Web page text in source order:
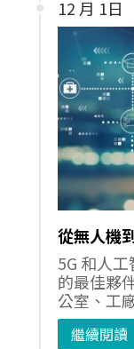
12 月 1日
從無人機
5G 和人
的最佳夥
公室、工
繼續閱讀